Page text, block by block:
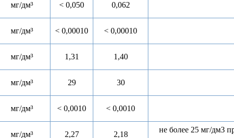
мг/дм³ < 0,050 0,062
мг/дм³ < 0,00010 < 0,00010
мг/дм³ 1,31 1,40
мг/дм³ 29 30
мг/дм³ < 0,0010 < 0,0010
мг/дм³ 2,27 2,18
не более 25 мг/дм3